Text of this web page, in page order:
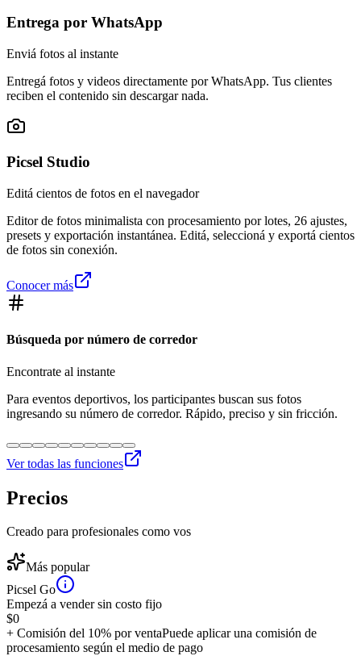
Entrega por WhatsApp
Enviá fotos al instante
Entregá fotos y videos directamente por WhatsApp. Tus clientes
reciben el contenido sin descargar nada.
Picsel Studio
Editá cientos de fotos en el navegador
Editor de fotos minimalista con procesamiento por lotes, 26 ajustes,
presets y exportación instantánea. Editá, seleccioná y exportá cientos
de fotos sin conexión.
Conocer más
Búsqueda por número de corredor
Encontrate al instante
Para eventos deportivos, los participantes buscan sus fotos
ingresando su número de corredor. Rápido, preciso y sin fricción.
Ver todas las funciones
Precios
Creado para profesionales como vos
Más popular
Picsel Go
Empezá a vender sin costo fijo
$0
+ Comisión del 10% por ventaPuede aplicar una comisión de
procesamiento según el medio de pago